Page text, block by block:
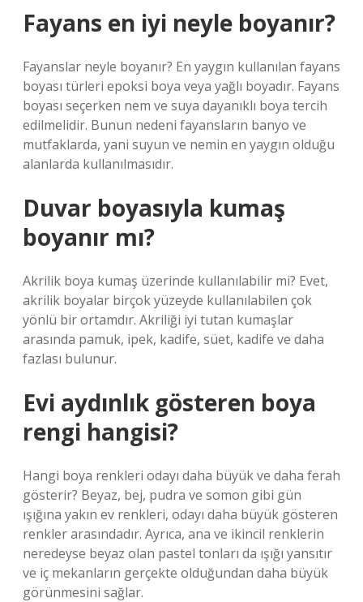
Fayans en iyi neyle boyanır?
Fayanslar neyle boyanır? En yaygın kullanılan fayans
boyası türleri epoksi boya veya yağlı boyadır. Fayans
boyası seçerken nem ve suya dayanıklı boya tercih
edilmelidir. Bunun nedeni fayansların banyo ve
mutfaklarda, yani suyun ve nemin en yaygın olduğu
alanlarda kullanılmasıdır.
Duvar boyasıyla kumaş
boyanır mı?
Akrilik boya kumaş üzerinde kullanılabilir mi? Evet,
akrilik boyalar birçok yüzeyde kullanılabilen çok
yönlü bir ortamdır. Akriliği iyi tutan kumaşlar
arasında pamuk, ipek, kadife, süet, kadife ve daha
fazlası bulunur.
Evi aydınlık gösteren boya
rengi hangisi?
Hangi boya renkleri odayı daha büyük ve daha ferah
gösterir? Beyaz, bej, pudra ve somon gibi gün
ışığına yakın ev renkleri, odayı daha büyük gösteren
renkler arasındadır. Ayrıca, ana ve ikincil renklerin
neredeyse beyaz olan pastel tonları da ışığı yansıtır
ve iç mekanların gerçekte olduğundan daha büyük
görünmesini sağlar.